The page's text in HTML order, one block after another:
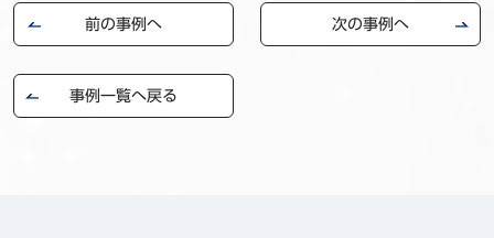
前の事例へ 次の事例へ
事例一覧へ戻る